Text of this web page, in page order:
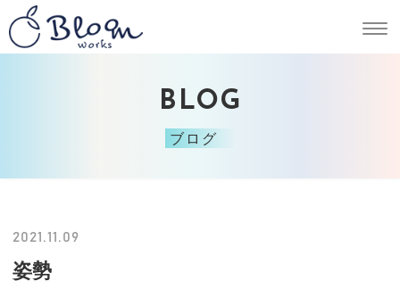
BLOG
ブログ
2021.11.09
姿勢